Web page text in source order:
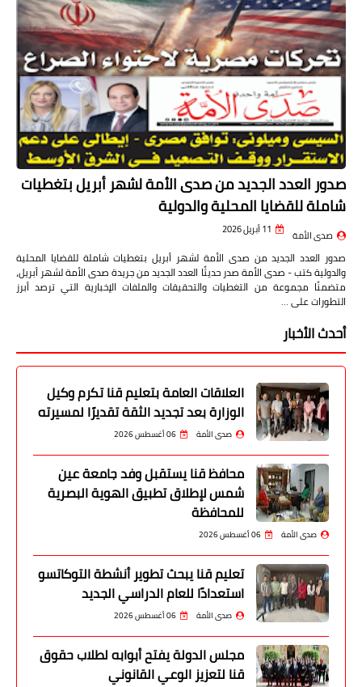
صدور العدد الجديد من صدى الأمة لشهر أبريل بتغطيات
شاملة للقضايا المحلية والدولية
صدى الأمة 11 أبريل 2026
صدور العدد الجديد من صدى الأمة لشهر أبريل بتغطيات شاملة للقضايا المحلية
والدولية كتب - صدى الأمة صدر حديثًا العدد الجديد من جريدة صدى الأمة لشهر أبريل،
متضمنًا مجموعة من التغطيات والتحقيقات والملفات الإخبارية التي ترصد أبرز
التطورات على …
أحدث الأخبار
العلاقات العامة بتعليم قنا تكرم وكيل
الوزارة بعد تجديد الثقة تقديرًا لمسيرته
صدى الأمة 06 أغسطس 2026
محافظ قنا يستقبل وفد جامعة عين
شمس لإطلاق تطبيق الهوية البصرية
للمحافظة
صدى الأمة 06 أغسطس 2026
تعليم قنا يبحث تطوير أنشطة التوكاتسو
استعدادًا للعام الدراسي الجديد
صدى الأمة 06 أغسطس 2026
مجلس الدولة يفتح أبوابه لطلاب حقوق
قنا لتعزيز الوعي القانوني